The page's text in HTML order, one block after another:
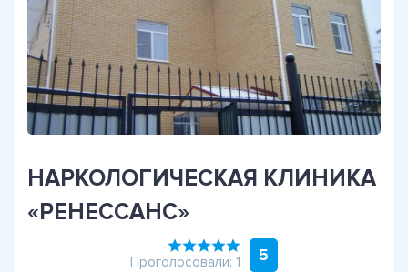
НАРКОЛОГИЧЕСКАЯ КЛИНИКА
«РЕНЕССАНС»
Проголосовали: 1 5